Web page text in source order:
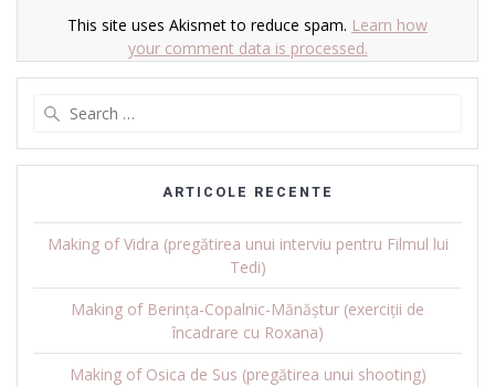
This site uses Akismet to reduce spam. Learn how
your comment data is processed.
ARTICOLE RECENTE
Making of Vidra (pregătirea unui interviu pentru Filmul lui
Tedi)
Making of Berința-Copalnic-Mănăștur (exerciții de
încadrare cu Roxana)
Making of Osica de Sus (pregătirea unui shooting)